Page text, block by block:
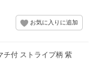
チ付 ストライプ柄 紫